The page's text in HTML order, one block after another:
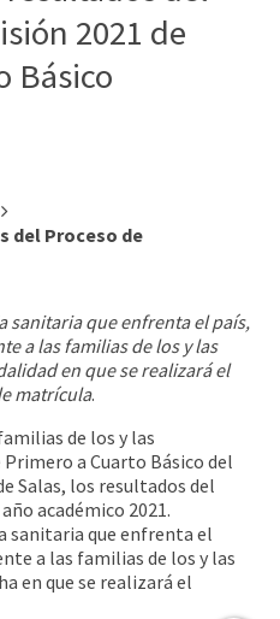
2021 de
Básico
del Proceso de
sanitaria que enfrenta el país,
a las familias de los y las
en que se realizará el
matrícula.
de los y las
a Cuarto Básico del
Salas, los resultados del
académico 2021.
sanitaria que enfrenta el
a las familias de los y las
en que se realizará el